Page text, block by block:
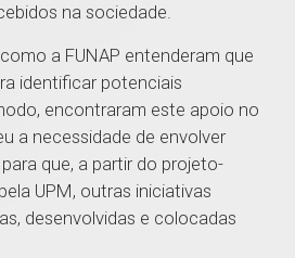
na sociedade.
a FUNAP entenderam que
identificar potenciais
encontraram este apoio no
a necessidade de envolver
que, a partir do projeto-
UPM, outras iniciativas
desenvolvidas e colocadas